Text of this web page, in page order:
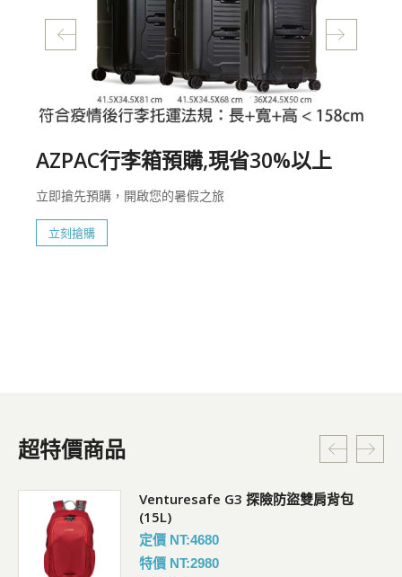
AZPAC行李箱預購,現省30%以上
立即搶先預購，開啟您的暑假之旅
立刻搶購
超特價商品
Venturesafe G3 探險防盜雙肩背包
(15L)
定價 NT:4680
特價 NT:2980